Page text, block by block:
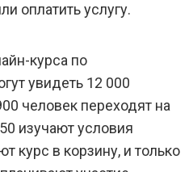
оплатить услугу.
курса по
увидеть 12 000
человек переходят на
изучают условия
курс в корзину, и только